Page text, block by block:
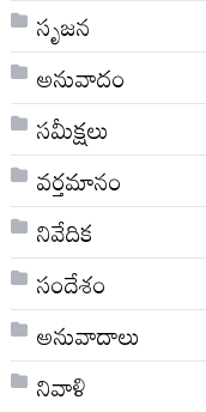
సృజన
అనువాదం
సమీక్షలు
వర్తమానం
నివేదిక
సందేశం
అనువాదాలు
నివాళి